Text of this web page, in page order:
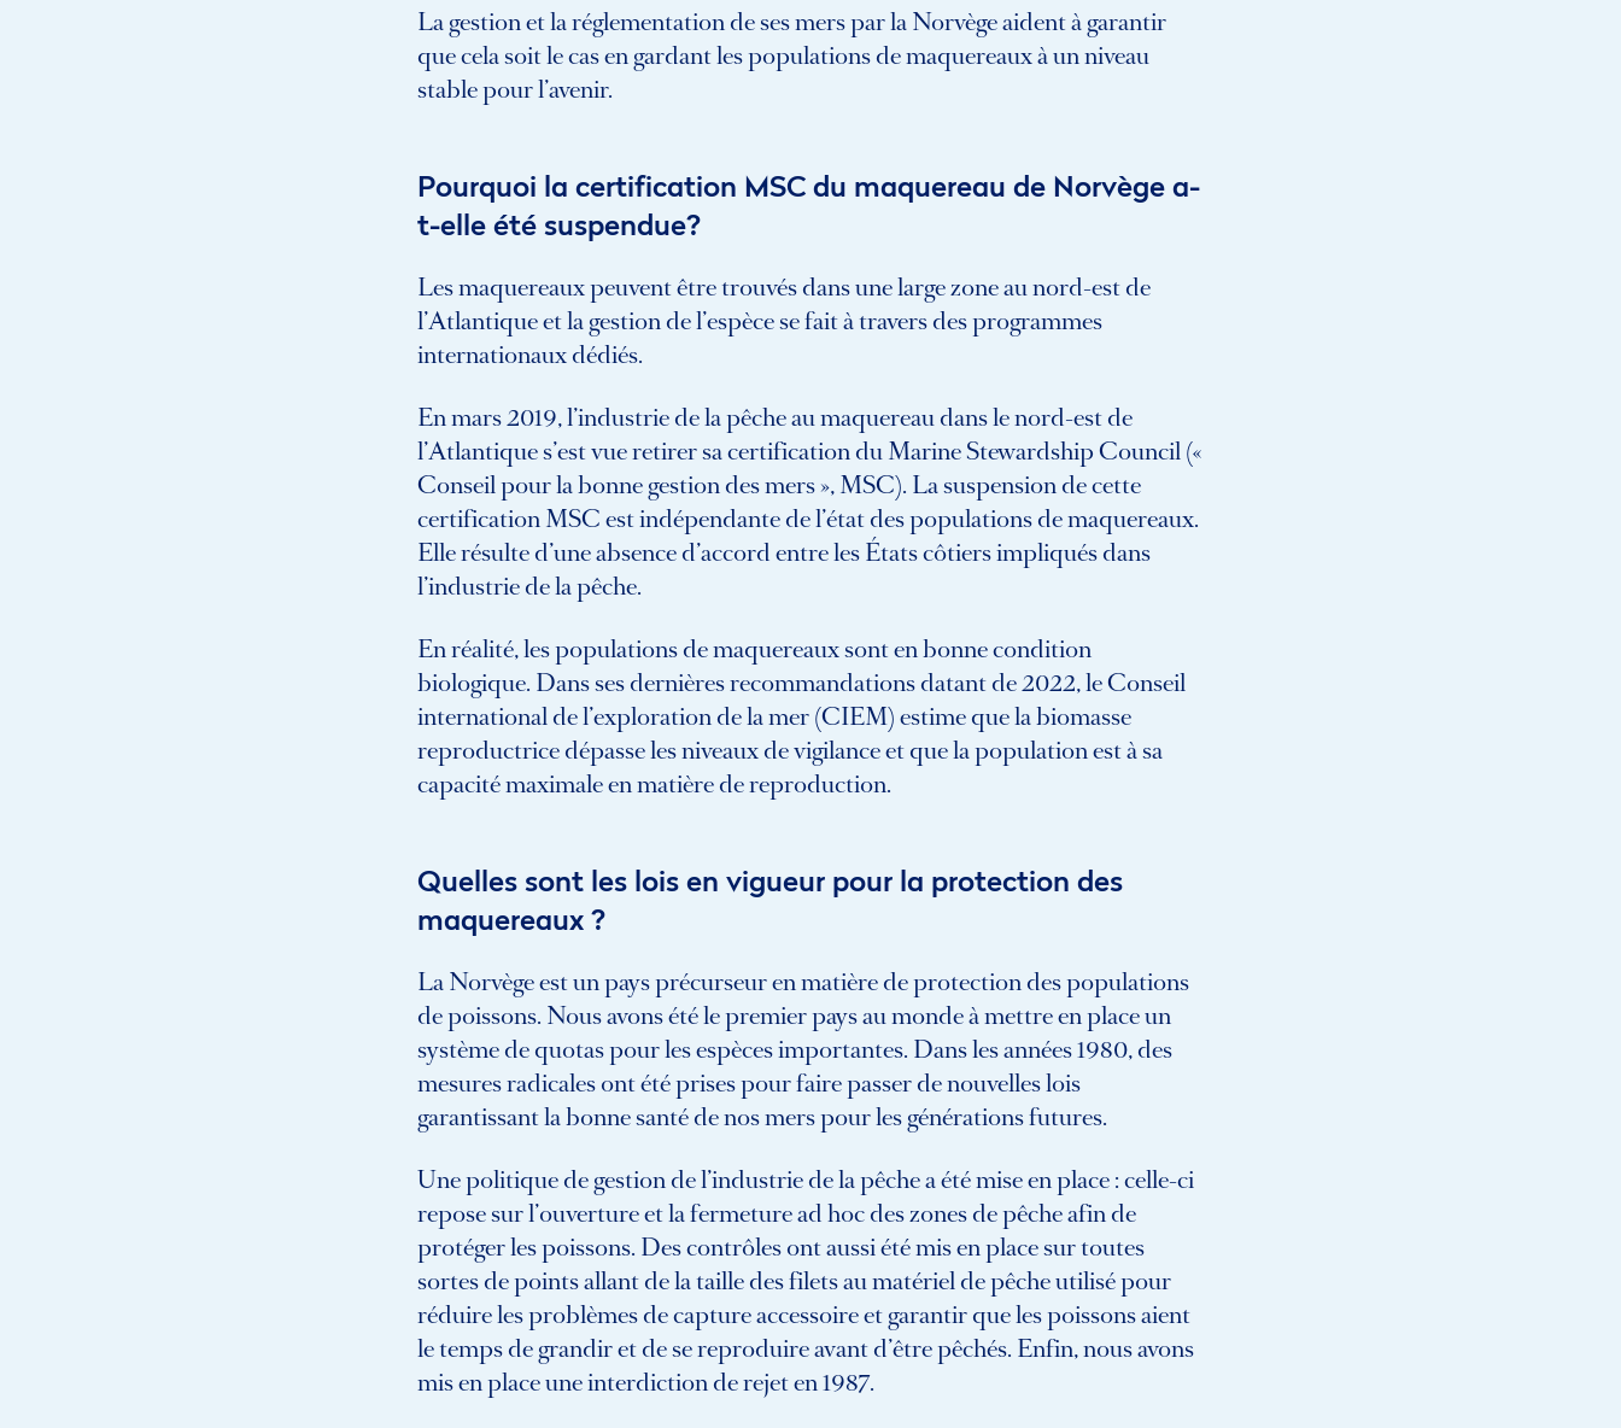
La gestion et la réglementation de ses mers par la Norvège aident à garantir
que cela soit le cas en gardant les populations de maquereaux à un niveau
stable pour l’avenir.
Pourquoi la certification MSC du maquereau de Norvège a-
t-elle été suspendue?
Les maquereaux peuvent être trouvés dans une large zone au nord-est de
l’Atlantique et la gestion de l’espèce se fait à travers des programmes
internationaux dédiés.
En mars 2019, l’industrie de la pêche au maquereau dans le nord-est de
l’Atlantique s’est vue retirer sa certification du Marine Stewardship Council («
Conseil pour la bonne gestion des mers », MSC). La suspension de cette
certification MSC est indépendante de l’état des populations de maquereaux.
Elle résulte d’une absence d’accord entre les États côtiers impliqués dans
l’industrie de la pêche.
En réalité, les populations de maquereaux sont en bonne condition
biologique. Dans ses dernières recommandations datant de 2022, le Conseil
international de l’exploration de la mer (CIEM) estime que la biomasse
reproductrice dépasse les niveaux de vigilance et que la population est à sa
capacité maximale en matière de reproduction.
Quelles sont les lois en vigueur pour la protection des
maquereaux ?
La Norvège est un pays précurseur en matière de protection des populations
de poissons. Nous avons été le premier pays au monde à mettre en place un
système de quotas pour les espèces importantes. Dans les années 1980, des
mesures radicales ont été prises pour faire passer de nouvelles lois
garantissant la bonne santé de nos mers pour les générations futures.
Une politique de gestion de l’industrie de la pêche a été mise en place : celle-ci
repose sur l’ouverture et la fermeture ad hoc des zones de pêche afin de
protéger les poissons. Des contrôles ont aussi été mis en place sur toutes
sortes de points allant de la taille des filets au matériel de pêche utilisé pour
réduire les problèmes de capture accessoire et garantir que les poissons aient
le temps de grandir et de se reproduire avant d’être pêchés. Enfin, nous avons
mis en place une interdiction de rejet en 1987.